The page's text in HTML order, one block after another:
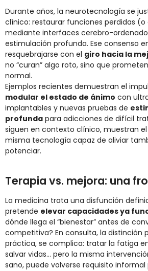
Durante años, la neurotecnología se
clínico: restaurar funciones perdidas (o
mediante interfaces cerebro-
estimulación profunda. Ese consenso
resquebrajarse con el giro hacia la
no “curan” algo roto, sino que
normal.
Ejemplos recientes demuestran el
modular el estado de ánimo con
implantables y nuevas pruebas de
profunda para adicciones de difícil
siguen en contexto clínico, muestran
misma tecnología capaz de aliviar
potenciar.
Terapia vs. mejora: una
La medicina trata una disfunción
pretende elevar capacidades ya
dónde llega el “bienestar” antes de
competitiva? En consulta, la distinción
práctica, se complica: tratar la fatiga
salvar vidas… pero la misma
sano, puede volverse requisito